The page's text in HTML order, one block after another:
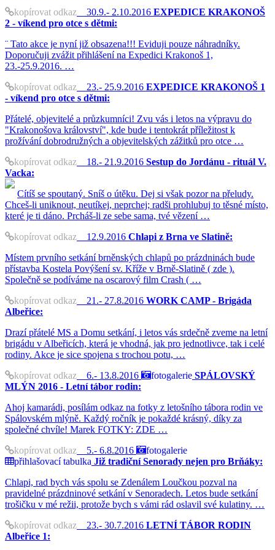
kopírovat odkaz 30.9.- 2.10.2016 EXPEDICE KRAKONOŠ
2 - víkend pro otce s dětmi:
¨ Tato akce je nyní již obsazena!!! Eviduji pouze náhradníky.
Doporučuji zvážit přihlášení na Expedici Krakonoš 1,
23.-25.9.2016. …
kopírovat odkaz 23.- 25.9.2016 EXPEDICE KRAKONOŠ 1
- víkend pro otce s dětmi:
Přátelé, objevitelé a průzkumníci! Zvu vás i letos na výpravu do
"Krakonošova království", kde bude i tentokrát příležitost k
prožívání dobrodružných a objevitelských zážitků pro otce …
kopírovat odkaz 18.- 21.9.2016 Sestup do Jordánu - rituál V.
Vacka:
Cítíš se spoutaný. Sníš o útěku. Dej si však pozor na přeludy.
Chceš-li uniknout, neutíkej, neprchej; radši prohlubuj to těsné místo,
které je ti dáno. Prcháš-li ze sebe sama, tvé vězení …
kopírovat odkaz 12.9.2016 Chlapi z Brna ve Slatině:
Místem prvního setkání brněnských chlapů po prázdninách bude
přístavba Kostela Povýšení sv. Kříže v Brně-Slatině ( zde ).
Společně se podíváme na oscarový film Crash ( …
kopírovat odkaz 21.- 27.8.2016 WORK CAMP - Brigáda
Albeřice:
Drazí přátelé MS a Domu setkání, i letos vás srdečně zveme na letní
brigádu v Albeřicích, která je vhodná, jak pro jednotlivce, tak i celé
rodiny. Akce je sice spojena s trochou potu, …
kopírovat odkaz 6.- 13.8.2016 fotogalerie SPÁLOVSKÝ
MLÝN 2016 - Letní tábor rodin:
Ahoj kamarádi, posílám odkaz na fotky z letošního tábora rodin ve
Spálovském mlýně. Každý ročník je pokaždé krásný, díky za
společné chvíle! Marek FOTKY: ZDE …
kopírovat odkaz 5.- 6.8.2016
fotogalerie
přihlašovací tabulka Již tradiční Senorady nejen pro Brňáky:
Chlapi, rad bych vás spolu se Zdenálem Loučkou pozval na
pravidelné prázdninové setkání v Senoradech. Letos bude setkání
trošičku v mé režii, protože bych s vámi rád oslavil své kulatiny. …
kopírovat odkaz 23.- 30.7.2016 LETNÍ TÁBOR RODIN
Albeřice 1: